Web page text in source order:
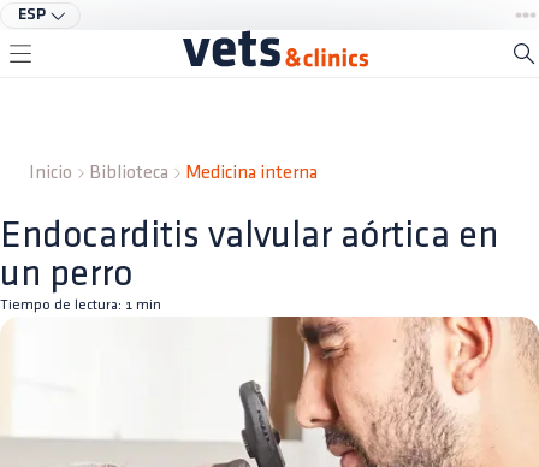
ESP
Inicio Biblioteca Medicina interna
Endocarditis valvular aórtica en
un perro
Tiempo de lectura: 1 min